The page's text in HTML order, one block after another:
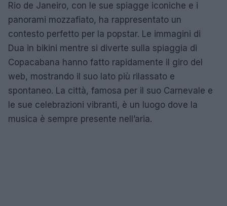
Rio de Janeiro, con le sue spiagge iconiche e i
panorami mozzafiato, ha rappresentato un
contesto perfetto per la popstar. Le immagini di
Dua in bikini mentre si diverte sulla spiaggia di
Copacabana hanno fatto rapidamente il giro del
web, mostrando il suo lato più rilassato e
spontaneo. La città, famosa per il suo Carnevale e
le sue celebrazioni vibranti, è un luogo dove la
musica è sempre presente nell’aria.